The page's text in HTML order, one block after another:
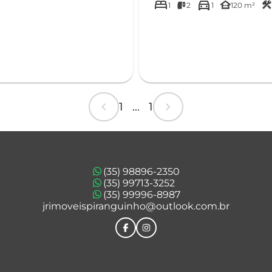
bed1 2 directions_car 1 other_houses120 m² construction
chevron_left 1 ... 1 chevron_right
(35) 98896-2350
(35) 99713-3252
(35) 99996-8987
jrimoveispiranguinho@outlook.com.br